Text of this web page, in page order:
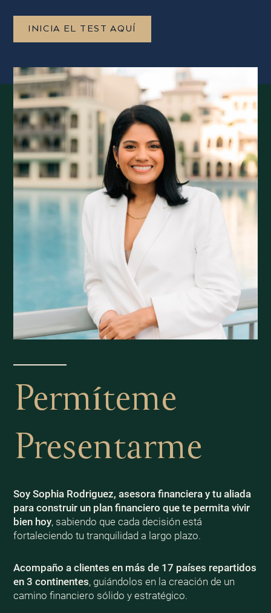
INICIA EL TEST AQUÍ
Permíteme
Presentarme
Soy Sophia Rodriguez, asesora financiera y tu aliada
para construir un plan financiero que te permita vivir
bien hoy, sabiendo que cada decisión está
fortaleciendo tu tranquilidad a largo plazo.
Acompaño a clientes en más de 17 países repartidos
en 3 continentes, guiándolos en la creación de un
camino financiero sólido y estratégico.